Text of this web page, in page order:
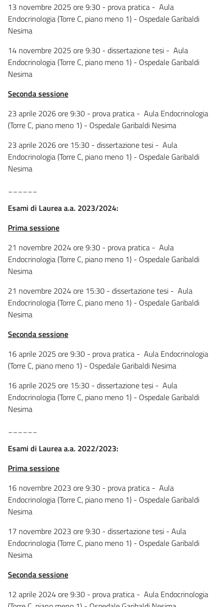
13 novembre 2025 ore 9:30 - prova pratica - Aula
Endocrinologia (Torre C, piano meno 1) - Ospedale Garibaldi
Nesima
14 novembre 2025 ore 9:30 - dissertazione tesi - Aula
Endocrinologia (Torre C, piano meno 1) - Ospedale Garibaldi
Nesima
Seconda sessione
23 aprile 2026 ore 9:30 - prova pratica - Aula Endocrinologia
(Torre C, piano meno 1) - Ospedale Garibaldi Nesima
23 aprile 2026 ore 15:30 - dissertazione tesi - Aula
Endocrinologia (Torre C, piano meno 1) - Ospedale Garibaldi
Nesima
Esami di Laurea a.a. 2023/2024:
Prima sessione
21 novembre 2024 ore 9:30 - prova pratica - Aula
Endocrinologia (Torre C, piano meno 1) - Ospedale Garibaldi
Nesima
21 novembre 2024 ore 15:30 - dissertazione tesi - Aula
Endocrinologia (Torre C, piano meno 1) - Ospedale Garibaldi
Nesima
Seconda sessione
16 aprile 2025 ore 9:30 - prova pratica - Aula Endocrinologia
(Torre C, piano meno 1) - Ospedale Garibaldi Nesima
16 aprile 2025 ore 15:30 - dissertazione tesi - Aula
Endocrinologia (Torre C, piano meno 1) - Ospedale Garibaldi
Nesima
Esami di Laurea a.a. 2022/2023:
Prima sessione
16 novembre 2023 ore 9:30 - prova pratica - Aula
Endocrinologia (Torre C, piano meno 1) - Ospedale Garibaldi
Nesima
17 novembre 2023 ore 9:30 - dissertazione tesi - Aula
Endocrinologia (Torre C, piano meno 1) - Ospedale Garibaldi
Nesima
Seconda sessione
12 aprile 2024 ore 9:30 - prova pratica - Aula Endocrinologia